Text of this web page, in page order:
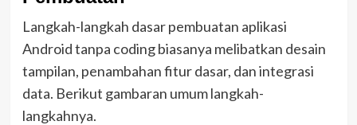
Langkah-langkah dasar pembuatan aplikasi
Android tanpa coding biasanya melibatkan desain
tampilan, penambahan fitur dasar, dan integrasi
data. Berikut gambaran umum langkah-
langkahnya.